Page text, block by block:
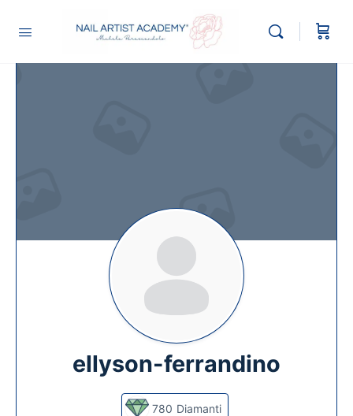
ellyson-ferrandino
780 Diamanti